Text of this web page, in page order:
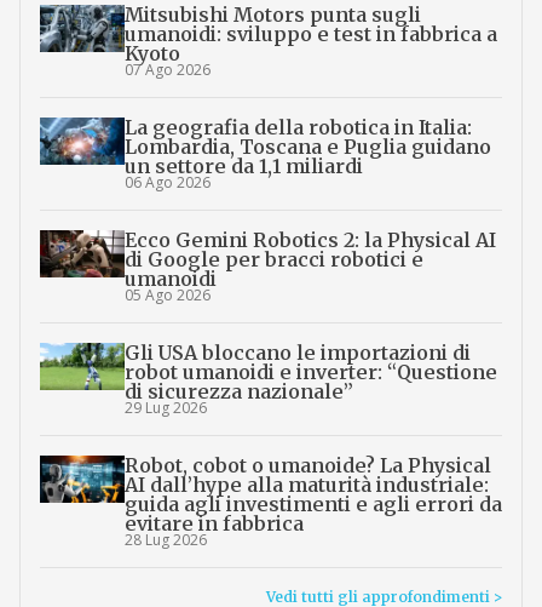
Mitsubishi Motors punta sugli
umanoidi: sviluppo e test in fabbrica a
Kyoto
07 Ago 2026
La geografia della robotica in Italia:
Lombardia, Toscana e Puglia guidano
un settore da 1,1 miliardi
06 Ago 2026
Ecco Gemini Robotics 2: la Physical AI
di Google per bracci robotici e
umanoidi
05 Ago 2026
Gli USA bloccano le importazioni di
robot umanoidi e inverter: “Questione
di sicurezza nazionale”
29 Lug 2026
Robot, cobot o umanoide? La Physical
AI dall’hype alla maturità industriale:
guida agli investimenti e agli errori da
evitare in fabbrica
28 Lug 2026
Vedi tutti gli approfondimenti >